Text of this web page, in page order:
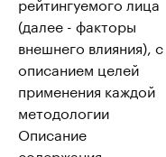
(далее - факторы
внешнего влияния), с
описанием целей
применения каждой
методологии
Описание